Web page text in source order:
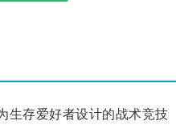
生存爱好者设计的战术竞技